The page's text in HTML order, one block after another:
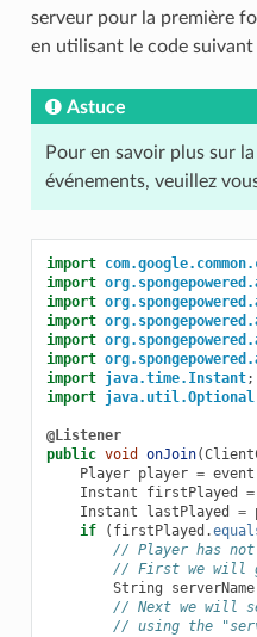
serveur pour la première
en utilisant le code suivant
Astuce
Pour en savoir plus sur
événements, veuillez
import
import
import
import
import
import
import java.time.Instant;
import java.util.Optional
@Listener
public void onJoin(
Player player = event
Instant
firstPlayed =
Instant
lastPlayed =
if
( firstPlayed .
// Player has
// First we will
String
serverName
// Next we will
// using the